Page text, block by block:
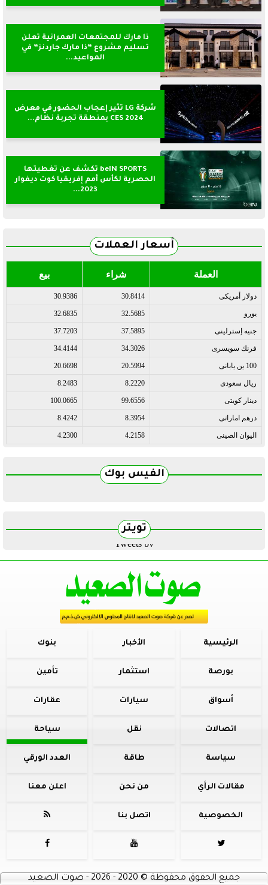
ذا مارك للمجتمعات العمرانية تعلن
تسليم مشروع ”ذا مارك جاردنز” في
المواعيد...
شركة LG تثير إعجاب الحضور في معرض
CES 2024 بمنطقة تجربة نظام...
beIN SPORTS تكشف عن تغطيتها
الحصرية لكأس أمم إفريقيا كوت ديفوار
2023...
أسعار العملات
العملة شراء بيع
دولار أمريكى 30.8414
30.9386
يورو 32.5685
32.6835
جنيه إسترلينى 37.5895
37.7203
فرنك سويسرى 34.3026
34.4144
100 ين يابانى 20.5994
20.6698
ريال سعودى 8.2220
8.2483
دينار كويتى 99.6556
100.0665
درهم اماراتى 8.3954
8.4242
اليوان الصينى 4.2158
4.2300
الفيس بوك
تويتر
Tweets by
الرئيسية الأخبار بنوك
بورصة استثمار تأمين
أسواق سيارات عقارات
اتصالات نقل سياحة
سياسة طاقة العدد الورقي
مقالات الرأي من نحن اعلن معنا
الخصوصية اتصل بنا 



جميع الحقوق محفوظة ©